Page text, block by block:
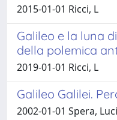
2015-01-01 Ricci, L
Galileo e la luna
della polemica
2019-01-01 Ricci, L
Galileo Galilei.
2002-01-01 Spera,